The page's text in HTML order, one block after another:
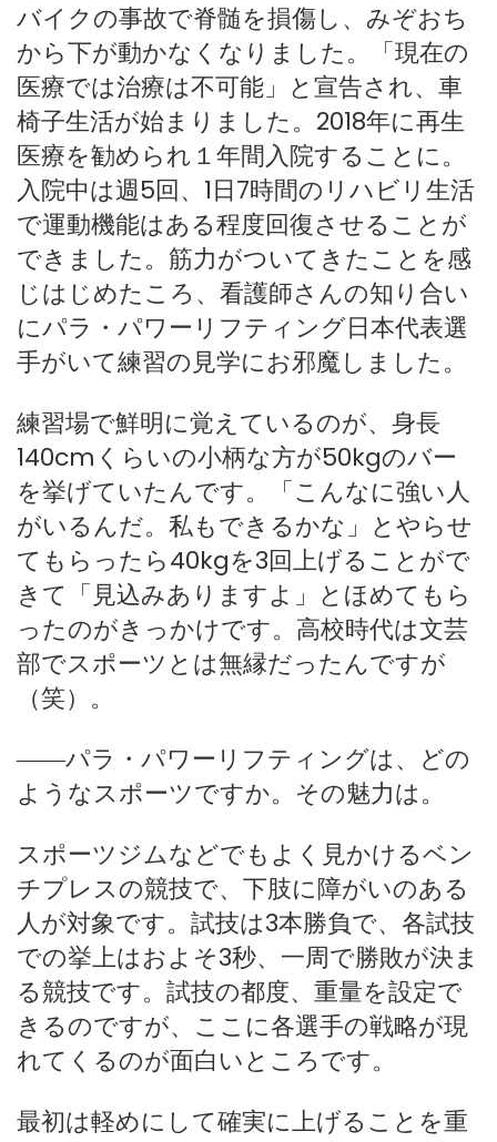
バイクの事故で脊髄を損傷し、みぞおち
から下が動かなくなりました。「現在の
医療では治療は不可能」と宣告され、車
椅子生活が始まりました。2018年に再生
医療を勧められ１年間入院することに。
入院中は週5回、1日7時間のリハビリ生活
で運動機能はある程度回復させることが
できました。筋力がついてきたことを感
じはじめたころ、看護師さんの知り合い
にパラ・パワーリフティング日本代表選
手がいて練習の見学にお邪魔しました。
練習場で鮮明に覚えているのが、身長
140cmくらいの小柄な方が50kgのバー
を挙げていたんです。「こんなに強い人
がいるんだ。私もできるかな」とやらせ
てもらったら40kgを3回上げることがで
きて「見込みありますよ」とほめてもら
ったのがきっかけです。高校時代は文芸
部でスポーツとは無縁だったんですが
（笑）。
――パラ・パワーリフティングは、どの
ようなスポーツですか。その魅力は。
スポーツジムなどでもよく見かけるベン
チプレスの競技で、下肢に障がいのある
人が対象です。試技は3本勝負で、各試技
での挙上はおよそ3秒、一周で勝敗が決ま
る競技です。試技の都度、重量を設定で
きるのですが、ここに各選手の戦略が現
れてくるのが面白いところです。
最初は軽めにして確実に上げることを重